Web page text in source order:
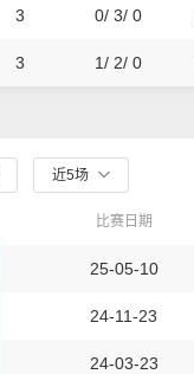
3 0/ 3/ 0
3 1/ 2/ 0
近5场
比赛日期
25-05-10
24-11-23
24-03-23